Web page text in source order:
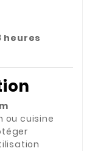
heures
ou cuisine